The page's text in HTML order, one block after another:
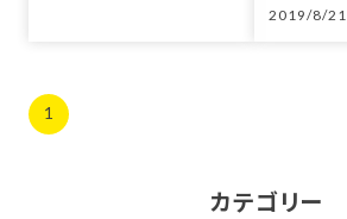
2019/8/21
1
カテゴリー